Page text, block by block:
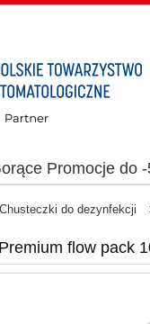
Promocje do
Chusteczki do dezynfekcji
flow pack